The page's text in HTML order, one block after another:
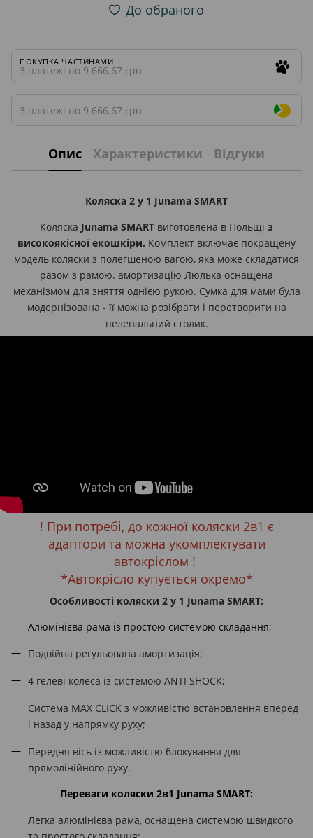
До обраного
ПОКУПКА ЧАСТИНАМИ
3 платежі по 9 666.67 грн
3 платежі по 9 666.67 грн
Опис Характеристики Відгуки
Коляска 2 у 1 Junama SMART
Коляска Junama SMART виготовлена ​​в Польщі з
високоякісної екошкіри. Комплект включає покращену
модель коляски з полегшеною вагою, яка може складатися
разом з рамою. амортизацію Люлька оснащена
механізмом для зняття однією рукою. Сумка для мами була
модернізована - її можна розібрати і перетворити на
пеленальний столик.
! При потребі, до кожної коляски 2в1 є
адаптори та можна укомплектувати
автокріслом !
*Автокрісло купується окремо*
Особливості коляски 2 у 1 Junama SMART:
Алюмінієва рама із простою системою складання;
Подвійна регульована амортизація;
4 гелеві колеса із системою ANTI SHOCK;
Система MAX CLICK з можливістю встановлення вперед
і назад у напрямку руху;
Передня вісь із можливістю блокування для
прямолінійного руху.
Переваги коляски 2в1 Junama SMART:
Легка алюмінієва рама, оснащена системою швидкого